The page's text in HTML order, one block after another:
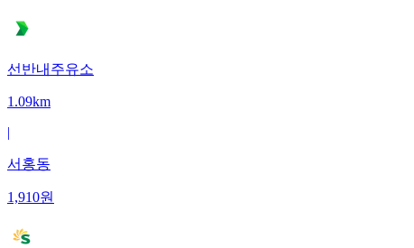
선반내주유소
1.09km
|
서홍동
1,910원